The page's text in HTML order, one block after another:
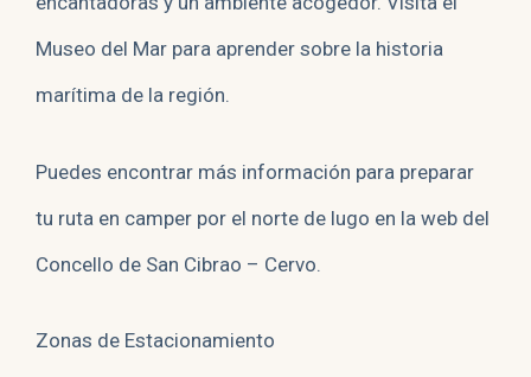
Museo del Mar para aprender sobre la historia
marítima de la región.
Puedes encontrar más información para preparar
tu ruta en camper por el norte de lugo en la web del
Concello de San Cibrao – Cervo.
Zonas de Estacionamiento